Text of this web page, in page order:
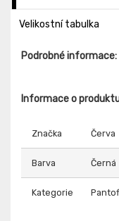
Velikostní tabulka
Podrobné
Informace o
Značka Červa
Barva Černá
Kategorie